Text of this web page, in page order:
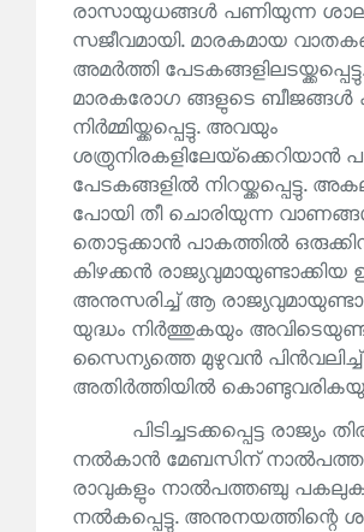
രാസായുധങ്ങൾ പണിയുന്ന
സജീവമായി. മാരകമായ
അമർത്തി പേടകങ്ങളിലടയ്ക്കപ്പെട്ടു.
മാരകരോഗ ങ്ങളുടെ ബീജങ്ങൾ
നിർമ്മിയ്ക്കപ്പെട്ടു. അവയും
ശത്രുനിരകളിലേയ്‌ക്കെറിയാൻ
പേടകങ്ങളിൽ നിറയ്ക്കപ്പെട്ടു.
പോയി തീ ചൊരിയുന്ന
തൊടുക്കാൻ പാകത്തിൽ
കിഴക്കൻ രാജ്യവുമായുണ്ടാക്കിയ
അനുസരിച്ച് ആ
യുദ്ധം നിർത്തുകയും
സൈന്യത്തെ മുഴുവൻ
അതിർത്തിയിൽ
പിടിച്ചടക്കപ്പെട്ട രാജ്യം
നൽകാൻ മേബസിന്
രാവുകളും നാൽപത്തഞ്ചു
നൽകപ്പെട്ടു. അനുനയത്തിന്റെ